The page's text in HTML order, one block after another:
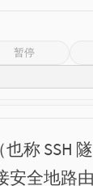
暂停
也称 SSH
安全地路